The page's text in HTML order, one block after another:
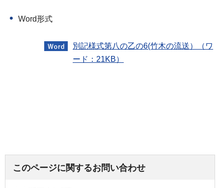
Word形式
別記様式第八の乙の6(竹木の流送）（ワ
ード：21KB）
このページに関するお問い合わせ